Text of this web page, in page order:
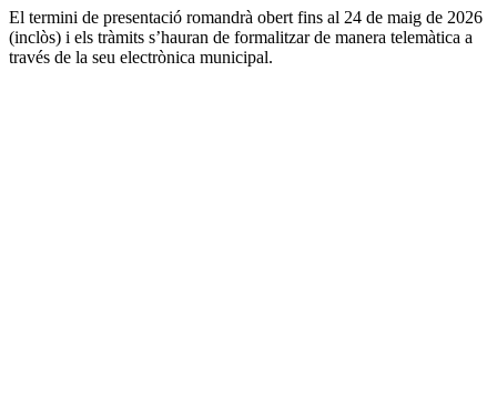
El termini de presentació romandrà obert fins al 24 de maig de 2026
(inclòs) i els tràmits s’hauran de formalitzar de manera telemàtica a
través de la seu electrònica municipal.